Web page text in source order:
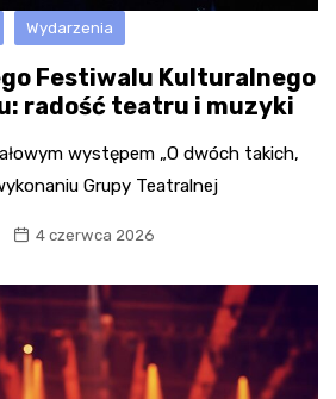
Wydarzenia
Festiwalu Kulturalnego
radość teatru i muzyki
występem „O dwóch takich,
Grupy Teatralnej
4 czerwca 2026